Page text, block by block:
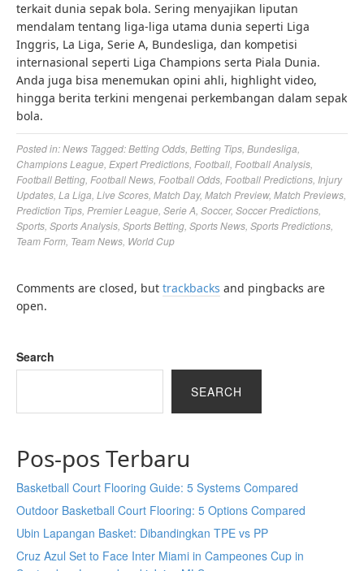
terkait dunia sepak bola. Sering menyajikan liputan
mendalam tentang liga-liga utama dunia seperti Liga
Inggris, La Liga, Serie A, Bundesliga, dan kompetisi
internasional seperti Liga Champions serta Piala Dunia.
Anda juga bisa menemukan opini ahli, highlight video,
hingga berita terkini mengenai perkembangan dalam sepak
bola.
Posted in:News Tagged:Betting Odds Betting Tips Bundesliga
Champions League Expert Predictions Football Football Analysis
Football Betting Football News Football Odds Football Predictions Injury
Updates La Liga Live Scores Match Day, Match Preview, Match Previews
Prediction Tips Premier League Serie A Soccer, Soccer Predictions
Sports Sports Analysis Sports Betting Sports News Sports Predictions
Team Form Team News World Cup
Comments are closed, but trackbacks and pingbacks are
open.
Search
SEARCH
Pos-pos Terbaru
Basketball Court Flooring Guide: 5 Systems Compared
Outdoor Basketball Court Flooring: 5 Options Compared
Ubin Lapangan Basket: Dibandingkan TPE vs PP
Cruz Azul Set to Face Inter Miami in Campeones Cup in